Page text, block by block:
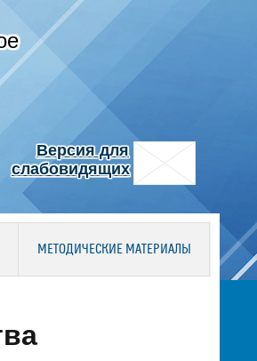
Версия для
слабовидящих
МЕТОДИЧЕСКИЕ МАТЕРИАЛЫ